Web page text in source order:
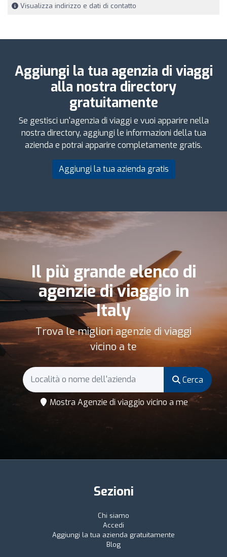
Visualizza indirizzo e dati di contatto
Aggiungi la tua agenzia di viaggi
alla nostra directory
gratuitamente
Se gestisci un'agenzia di viaggi e vuoi apparire nella
nostra directory, aggiungi le informazioni della tua
azienda e potrai apparire completamente gratis.
Aggiungi la tua azienda gratis
Il più grande elenco di
agenzie di viaggio in
Italy
Trova le migliori agenzie di viaggi
vicino a te
Cerca
Mostra Agenzie di viaggio vicino a me
Sezioni
Chi siamo
Accedi
Aggiungi la tua azienda gratuitamente
Blog